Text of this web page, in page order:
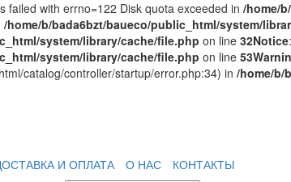
failed with errno=122 Disk quota exceeded in /home/
/home/b/bada6bzt/baueco/public_html/system/
system/library/cache/file.php on line 32Notice
system/library/cache/file.php on line 53
catalog/controller/startup/error.php:34) in /home/b/
И ОПЛАТА О НАС КОНТАКТЫ